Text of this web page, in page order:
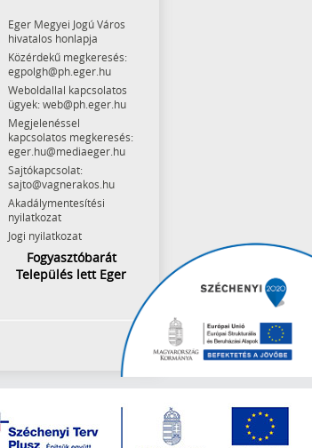
Eger Megyei Jogú Város
hivatalos honlapja
Közérdekű megkeresés:
egpolgh@ph.eger.hu
Weboldallal kapcsolatos
ügyek: web@ph.eger.hu
Megjelenéssel
kapcsolatos megkeresés:
eger.hu@mediaeger.hu
Sajtókapcsolat:
sajto@vagnerakos.hu
Akadálymentesítési
nyilatkozat
Jogi nyilatkozat
Fogyasztóbarát
Település lett Eger